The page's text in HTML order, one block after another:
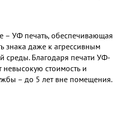
– УФ печать, обеспечивающая
знака даже к агрессивным
среды. Благодаря печати УФ-
стоимость и
– до 5 лет вне помещения.